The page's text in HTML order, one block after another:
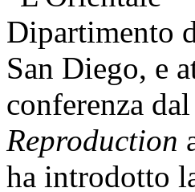
Dipartimento
San Diego, e
conferenza
Reproduction
ha introdotto